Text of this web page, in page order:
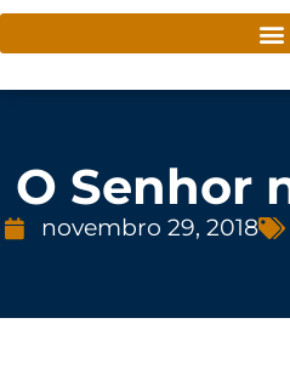
O Senhor
novembro 29, 2018